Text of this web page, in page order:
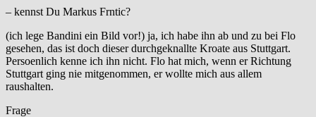
– kennst Du Markus Frntic?
(ich lege Bandini ein Bild vor!) ja, ich habe ihn ab und zu bei Flo
gesehen, das ist doch dieser durchgeknallte Kroate aus Stuttgart.
Persoenlich kenne ich ihn nicht. Flo hat mich, wenn er Richtung
Stuttgart ging nie mitgenommen, er wollte mich aus allem
raushalten.
Frage